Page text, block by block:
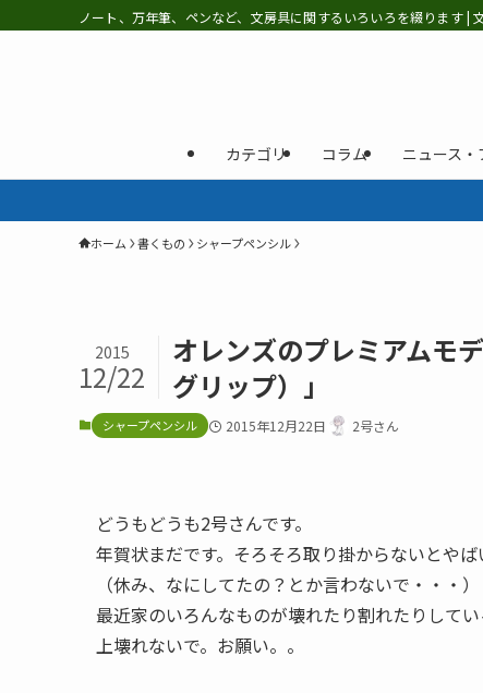
ノート、万年筆、ペンなど、文房具に関するいろいろを綴ります |
カテゴリ コラム ニュース
ホーム 書くもの シャープペンシル
オレンズのプレミアムモ
グリップ）」
2015
12/22
シャープペンシル 2015年12月22日 2号さん
どうもどうも2号さんです。
年賀状まだです。そろそろ取り掛からないとやば
（休み、なにしてたの？とか言わないで・・・）
最近家のいろんなものが壊れたり割れたりして
上壊れないで。お願い。。